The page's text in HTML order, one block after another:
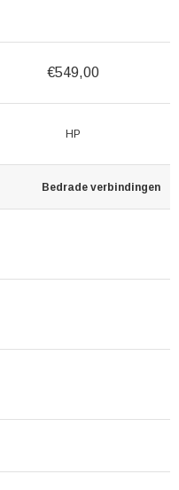
€549,00
HP
Bedrade verbindingen